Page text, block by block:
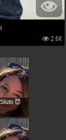
2.6K
😈